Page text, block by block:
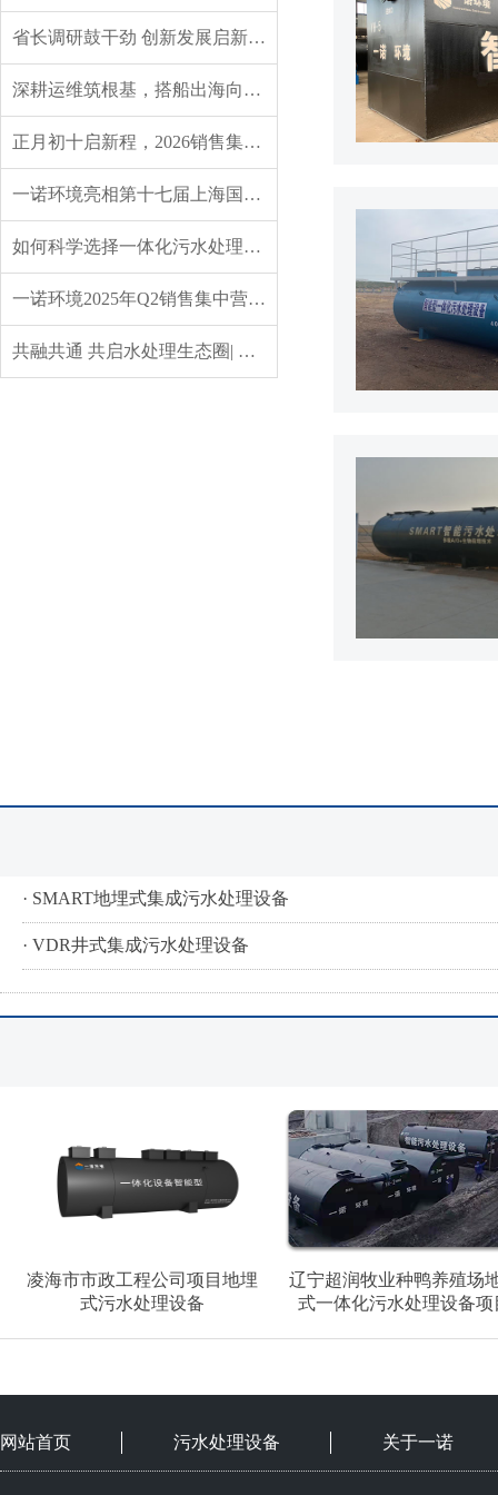
省长调研鼓干劲 创新发展启新程——辽宁省委副书记、省长王新伟莅临一诺环境调研指导
深耕运维筑根基，搭船出海向未来｜一诺环境 2026 年度盛典圆满举行
正月初十启新程，2026销售集中营燃情开营，聚力攻坚创佳绩！
一诺环境亮相第十七届上海国际水展，创新水科技引领绿色未来
如何科学选择一体化污水处理设备？实用指南来了
一诺环境2025年Q2销售集中营：赋能成长，共启新程
共融共通 共启水处理生态圈| 英诺格林成立20周年供应商大会定义水处理未来式
· SMART地埋式集成污水处理设备
· VDR井式集成污水处理设备
凌海市市政工程公司项目地埋
式污水处理设备
辽宁超润牧业种鸭养殖场
式一体化污水处理设备项
网站首页 污水处理设备 关于一诺